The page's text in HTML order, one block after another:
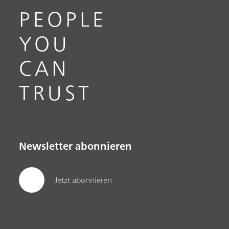
PEOPLE
YOU
CAN
TRUST
Newsletter abonnieren
Jetzt abonnieren